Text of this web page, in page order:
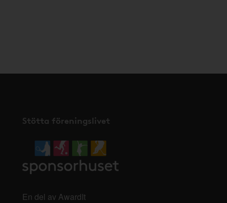
Stötta föreningslivet
En del av AwardIt